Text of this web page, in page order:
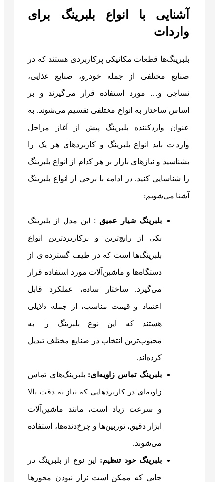
آشنایی با انواع بلبرینگ برای
واردات
بلبرینگ‌ها قطعات مکانیکی پرکاربردی هستند که در
صنایع مختلفی از جمله خودرو، صنایع غذایی،
نساجی و… مورد استفاده قرار می‌گیرند و بر
اساس ساختار به انواع مختلفی تقسیم می‌شوند. به
عنوان واردکننده بلبرینگ پیش از آغاز مراحل
واردات باید انواع بلبرینگ و کاربردهای هر یک را
بشناسید و نیازهای بازار بر هر کدام از انواع بلبرینگ
را شناسایی کنید. در ادامه با برخی از انواع بلبرینگ
آشنا می‌شویم:
بلبرینگ شیار عمیق : این مدل از بلبرینگ
یکی از رایج‌ترین و پرکاربردترین انواع
بلبرینگ‌ها است که در طیف گسترده‌ای از
دستگاه‌ها و ماشین‌آلات مورد استفاده قرار
می‌گیرد. ساختار ساده، عملکرد قابل
اعتماد و قیمت مناسب، از جمله دلایلی
هستند که این نوع بلبرینگ را به
محبوب‌ترین انتخاب در صنایع مختلف تبدیل
کرده‌اند.
بلبرینگ تماس زاویه‌ای: بلبرینگ‌های تماس
زاویه‌ای در کاربردهایی که نیاز به دقت بالا
و سرعت زیاد است، مانند ماشین‌آلات
ابزار دقیق، توربین‌ها و چرخ‌دنده‌ها، استفاده
می‌شوند.
بلبرینگ خود تنظیم: این نوع از بلبرینگ در
جایی که ممکن است تراز نبودن محورها